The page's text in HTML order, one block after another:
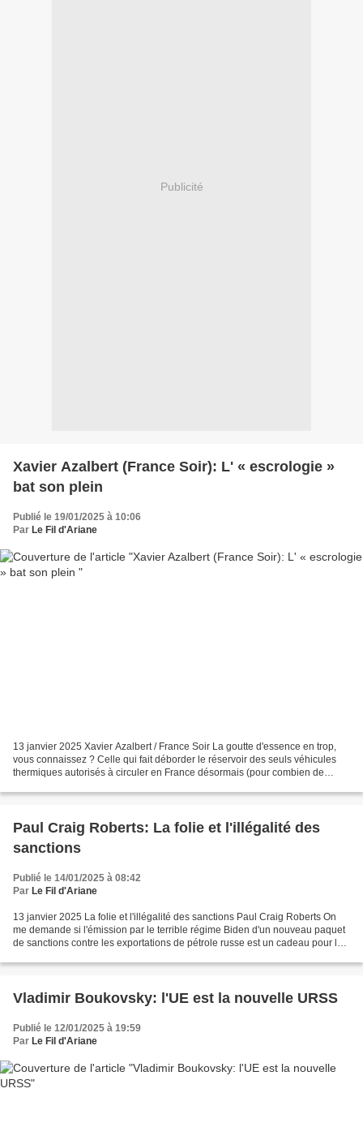
Publicité
Xavier Azalbert (France Soir): L' « escrologie »
bat son plein
Publié le 19/01/2025 à 10:06
Par Le Fil d'Ariane
13 janvier 2025 Xavier Azalbert / France Soir La goutte d'essence en trop,
vous connaissez ? Celle qui fait déborder le réservoir des seuls véhicules
thermiques autorisés à circuler en France désormais (pour combien de
Paul Craig Roberts: La folie et l'illégalité des
sanctions
Publié le 14/01/2025 à 08:42
Par Le Fil d'Ariane
13 janvier 2025 La folie et l'illégalité des sanctions Paul Craig Roberts On
me demande si l'émission par le terrible régime Biden d'un nouveau paquet
de sanctions contre les exportations de pétrole russe est un cadeau pour la
Vladimir Boukovsky: l'UE est la nouvelle URSS
Publié le 12/01/2025 à 19:59
Par Le Fil d'Ariane